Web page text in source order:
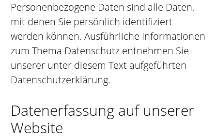
Personenbezogene Daten sind alle Daten,
mit denen Sie persönlich identifiziert
werden können. Ausführliche Informationen
zum Thema Datenschutz entnehmen Sie
unserer unter diesem Text aufgeführten
Datenschutzerklärung.
Datenerfassung auf unserer
Website